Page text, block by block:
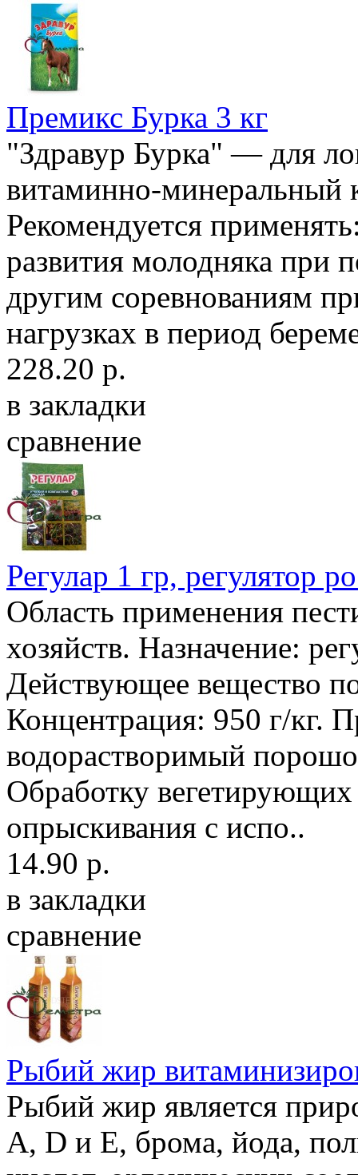
Премикс Бурка 3 кг
"Здравур Бурка" — для
витаминно-минеральный
Рекомендуется
развития молодняка при
другим соревнованиям
нагрузках в период
228.20 р.
в закладки
сравнение
Регулар 1 гр, регулятор
Область применения
хозяйств. Назначение:
Действующее вещество
Концентрация: 950 г/кг.
водорастворимый
Обработку
опрыскивания с испо..
14.90 р.
в закладки
сравнение
Рыбий жир
Рыбий жир является
A, D и E, брома, йода,